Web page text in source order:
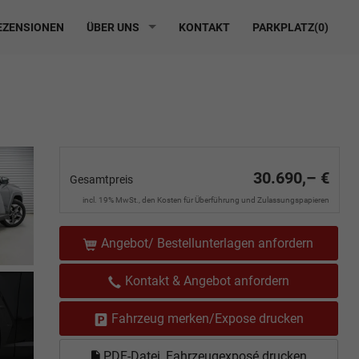
ÜBER UNS KONTAKT PARKPLATZ(0)
Gesamtpreis 30.690,– €
incl. 19% MwSt., den Kosten für Überführung und Zulassungspapieren
Angebot/ Bestellunterlagen anfordern
Kontakt & Angebot anfordern
Fahrzeug merken/Expose drucken